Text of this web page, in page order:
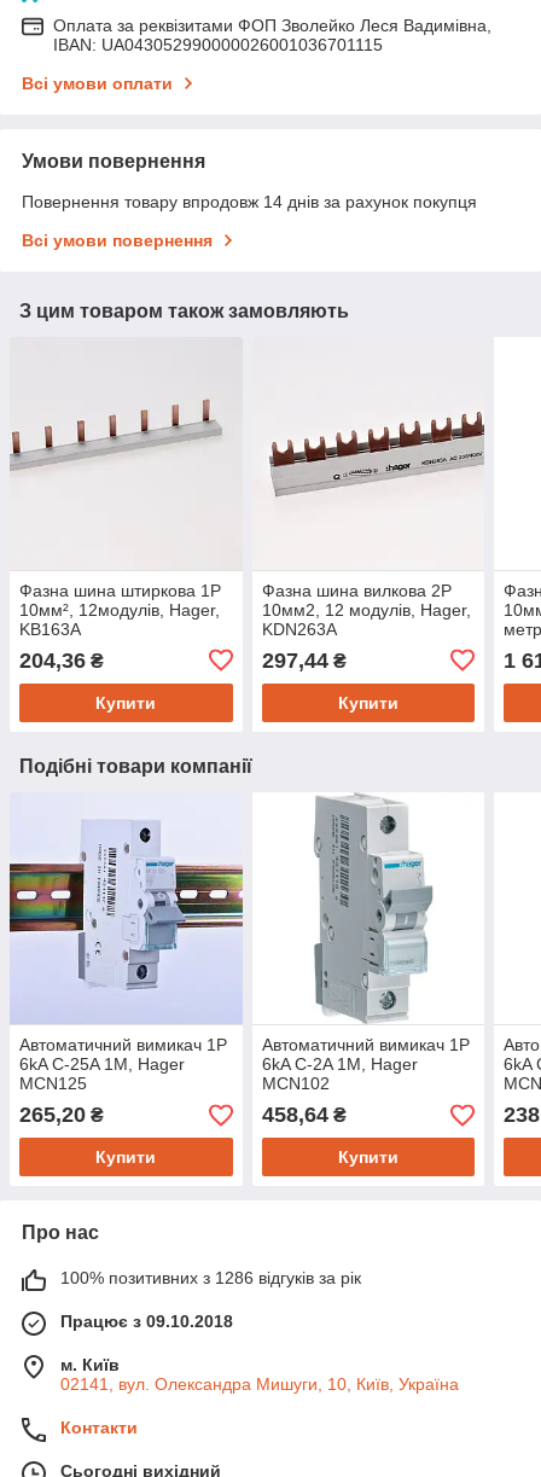
Оплата за реквізитами ФОП Зволейко Леся Вадимівна,
IBAN: UA043052990000026001036701115
Всі умови оплати
Умови повернення
Повернення товару впродовж 14 днів за рахунок покупця
Всі умови повернення
З цим товаром також замовляють
Фазна шина штиркова 1P
10мм², 12модулів, Hager,
KB163A
204,36 ₴
Купити
Фазна шина вилкова 2P
10мм2, 12 модулів, Hager,
KDN263A
297,44₴
Купити
1
Подібні товари компанії
Автоматичний вимикач 1P
6kA C-25A 1M, Hager
MCN125
265,20 ₴
Купити
Автоматичний вимикач 1P
6kA C-2A 1M, Hager
MCN102
458,64₴
Купити
6kA
Про нас
100% позитивних з 1286 відгуків за рік
Працює з 09.10.2018
м. Київ
02141, вул. Олександра Мишуги, 10, Київ, Україна
Контакти
Сьогодні вихідний